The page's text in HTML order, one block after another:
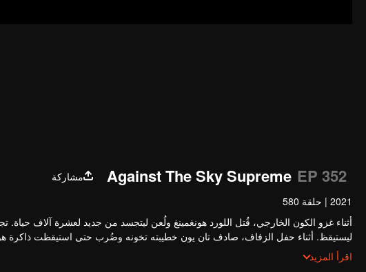
Against The Sky Supreme EP 352
مشاركة
2021
| حلقة 580
أثناء غزو الكون الخارجي، قُتل اللورد هونغمينغ ولُعن ليتجسد من جديد لعشرة آلاف
ليستيقظ. أثناء حفل الزفاف، صادف تان يون خطيبته تخونه وضُرب حتى استيقظت ذاكرة
الزراعة. انتقم تان يون لموت عائلته ووحد القارة بأكملها.
اقرأ المزيد